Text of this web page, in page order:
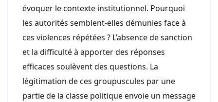
évoquer le contexte institutionnel. Pourquoi
les autorités semblent-elles démunies face à
ces violences répétées ? L’absence de sanction
et la difficulté à apporter des réponses
efficaces soulèvent des questions. La
légitimation de ces groupuscules par une
partie de la classe politique envoie un message